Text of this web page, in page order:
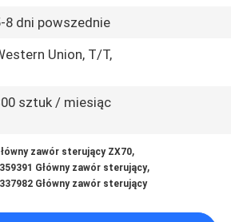
8 dni powszednie
Union, T/T,
sztuk / miesiąc
zawór sterujący ZX70,
Główny zawór sterujący,
Główny zawór sterujący